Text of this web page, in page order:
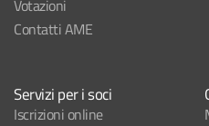
Votazioni
Contatti AME
Servizi per i soci
Iscrizioni online